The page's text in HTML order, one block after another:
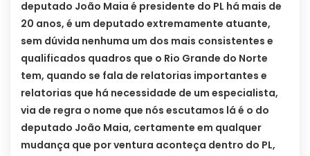
deputado João Maia é presidente do PL há mais de
20 anos, é um deputado extremamente atuante,
sem dúvida nenhuma um dos mais consistentes e
qualificados quadros que o Rio Grande do Norte
tem, quando se fala de relatorias importantes e
relatorias que há necessidade de um especialista,
via de regra o nome que nós escutamos lá é o do
deputado João Maia, certamente em qualquer
mudança que por ventura aconteça dentro do PL,